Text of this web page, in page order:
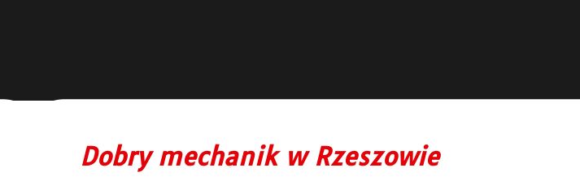
Dobry mechanik w Rzeszowie